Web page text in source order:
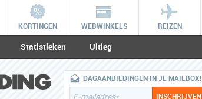
KORTINGEN WEBWINKELS REIZEN
Statistieken Uitleg
DAGAANBIEDINGEN IN JE MAILBOX!